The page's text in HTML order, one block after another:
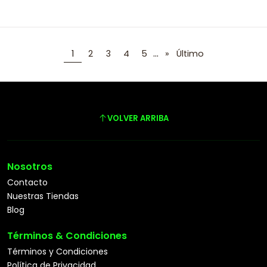
1 2 3 4 5 ... » Último
VOLVER ARRIBA
Nosotros
Contacto
Nuestras Tiendas
Blog
Términos & Condiciones
Términos y Condiciones